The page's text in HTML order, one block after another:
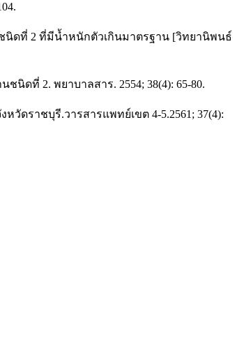
นิดที่ 2 ที่มีน้ำหนักตัวเกินมาตรฐาน [วิทยานิพนธ์
ดที่ 2. พยาบาลสาร. 2554; 38(4): 65-80.
ดราชบุรี.วารสารแพทย์เขต 4-5.2561; 37(4):